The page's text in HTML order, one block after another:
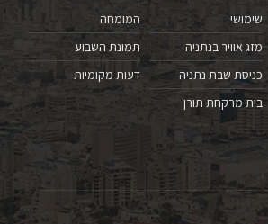
שימושי
מזג אוויר בנתניה
כניסת שבת נתניה
בית מרקחת תורן
המומחה
תמונת השבוע
דעות מקומיות